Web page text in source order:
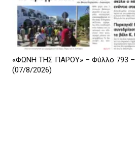
«ΦΩΝΗ ΤΗΣ ΠΑΡΟΥ» – Φύλλο 793 –
(07/8/2026)